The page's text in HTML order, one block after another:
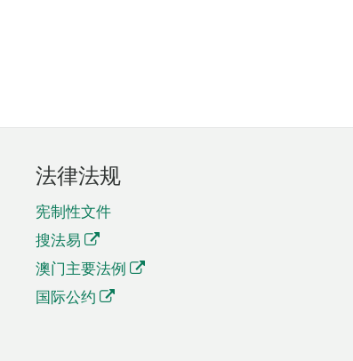
法律法规
宪制性文件
搜法易
澳门主要法例
国际公约